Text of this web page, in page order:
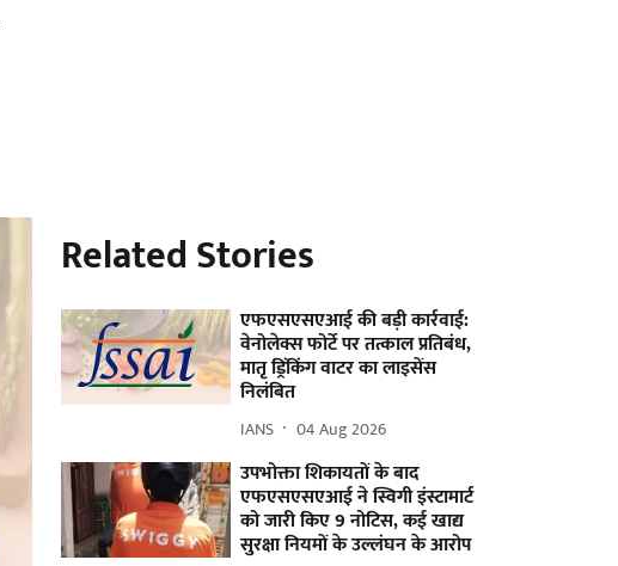
Related Stories
एफएसएसएआई की बड़ी कार्रवाई:
वेनोलेक्स फोर्टे पर तत्काल प्रतिबंध,
मातृ ड्रिंकिंग वाटर का लाइसेंस
निलंबित
IANS 04 Aug 2026
उपभोक्ता शिकायतों के बाद
एफएसएसएआई ने स्विगी इंस्टामार्ट
को जारी किए 9 नोटिस, कई खाद्य
सुरक्षा नियमों के उल्लंघन के आरोप